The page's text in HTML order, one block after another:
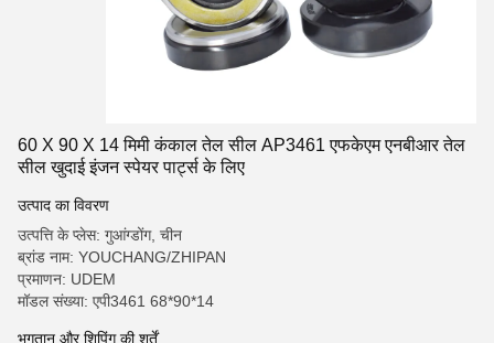
60 X 90 X 14 मिमी कंकाल तेल सील AP3461 एफकेएम एनबीआर तेल
सील खुदाई इंजन स्पेयर पार्ट्स के लिए
उत्पाद का विवरण
उत्पत्ति के प्लेस: गुआंग्डोंग, चीन
ब्रांड नाम: YOUCHANG/ZHIPAN
प्रमाणन: UDEM
मॉडल संख्या: एपी3461 68*90*14
भुगतान और शिपिंग की शर्तें